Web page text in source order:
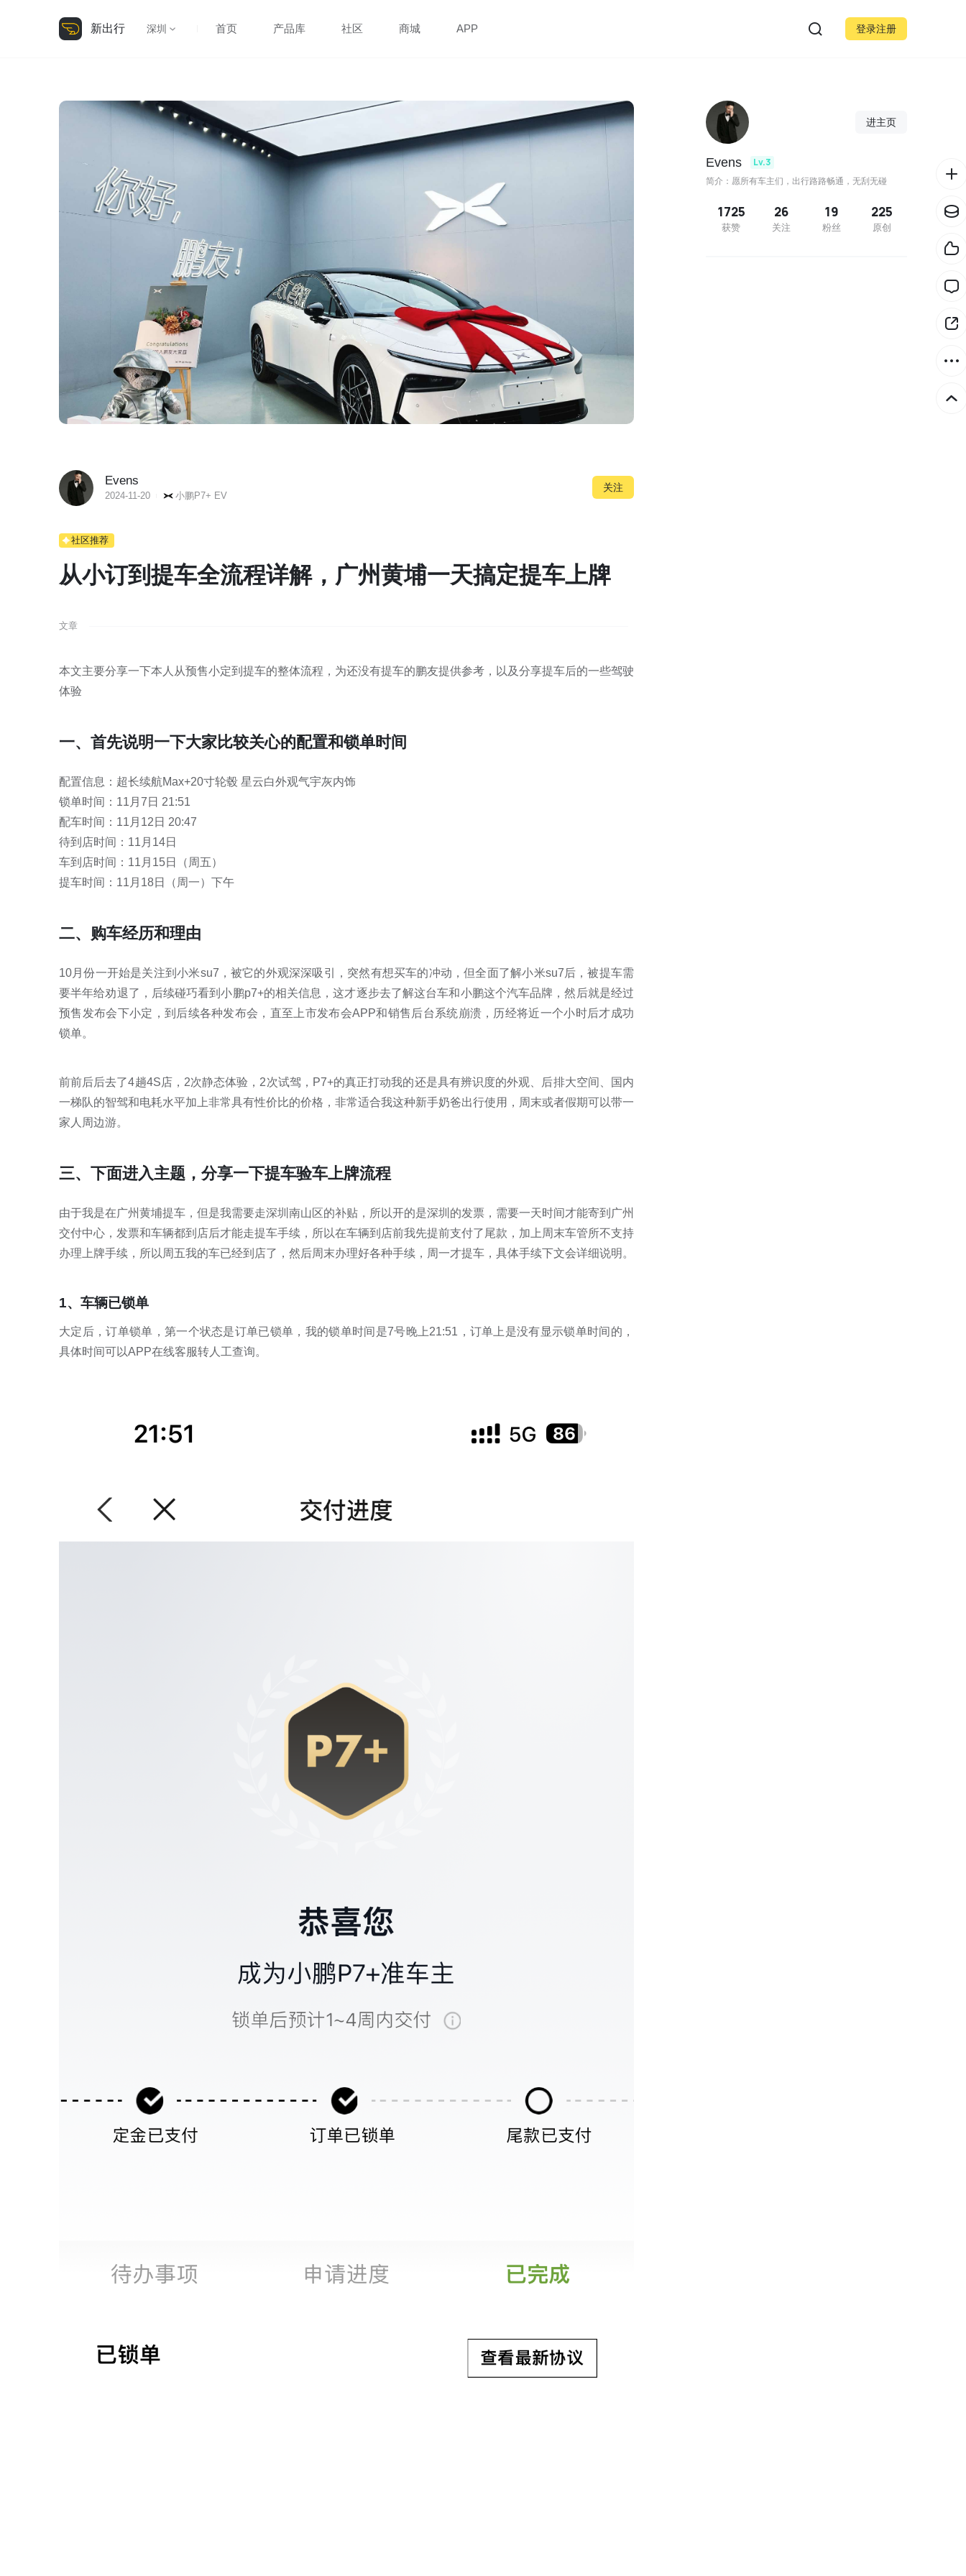
新出行 深圳 首页 产品库 社区 商城 APP 登录注册
Evens
2024-11-20 小鹏P7+ EV
关注
社区推荐
从小订到提车全流程详解，广州黄埔一天搞定提车上牌
文章
本文主要分享一下本人从预售小定到提车的整体流程，为还没有提车的鹏友提供参考，以及分享提车后的一些驾驶
体验
一、首先说明一下大家比较关心的配置和锁单时间
配置信息：超长续航Max+20寸轮毂 星云白外观气宇灰内饰
锁单时间：11月7日 21:51
配车时间：11月12日 20:47
待到店时间：11月14日
车到店时间：11月15日（周五）
提车时间：11月18日（周一）下午
二、购车经历和理由
10月份一开始是关注到小米su7，被它的外观深深吸引，突然有想买车的冲动，但全面了解小米su7后，被提车需
要半年给劝退了，后续碰巧看到小鹏p7+的相关信息，这才逐步去了解这台车和小鹏这个汽车品牌，然后就是经过
预售发布会下小定，到后续各种发布会，直至上市发布会APP和销售后台系统崩溃，历经将近一个小时后才成功
锁单。
前前后后去了4趟4S店，2次静态体验，2次试驾，P7+的真正打动我的还是具有辨识度的外观、后排大空间、国内
一梯队的智驾和电耗水平加上非常具有性价比的价格，非常适合我这种新手奶爸出行使用，周末或者假期可以带一
家人周边游。
三、下面进入主题，分享一下提车验车上牌流程
由于我是在广州黄埔提车，但是我需要走深圳南山区的补贴，所以开的是深圳的发票，需要一天时间才能寄到广州
交付中心，发票和车辆都到店后才能走提车手续，所以在车辆到店前我先提前支付了尾款，加上周末车管所不支持
办理上牌手续，所以周五我的车已经到店了，然后周末办理好各种手续，周一才提车，具体手续下文会详细说明。
1、车辆已锁单
大定后，订单锁单，第一个状态是订单已锁单，我的锁单时间是7号晚上21:51，订单上是没有显示锁单时间的，
具体时间可以APP在线客服转人工查询。
进主页
Evens Lv.3
简介：愿所有车主们，出行路路畅通，无刮无碰
1725
获赞
26
关注
19
粉丝
225
原创